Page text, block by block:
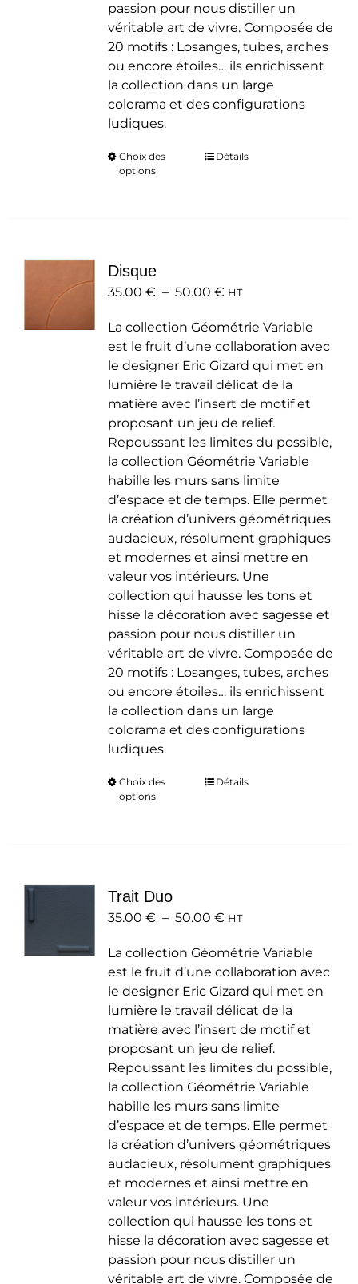
passion pour nous distiller un
véritable art de vivre. Composée de
20 motifs : Losanges, tubes, arches
ou encore étoiles… ils enrichissent
la collection dans un large
colorama et des configurations
ludiques.
Choix des
options
Ce
peuvent
choisies
sur
la
page
du
produit
Détails
Disque
35.00 € – 50.00 €Plage
prix :
35.00 €
à
50.00 €
HT
La collection Géométrie Variable
est le fruit d’une collaboration avec
le designer Eric Gizard qui met en
lumière le travail délicat de la
matière avec l’insert de motif et
proposant un jeu de relief.
Repoussant les limites du possible,
la collection Géométrie Variable
habille les murs sans limite
d’espace et de temps. Elle permet
la création d’univers géométriques
audacieux, résolument graphiques
et modernes et ainsi mettre en
valeur vos intérieurs. Une
collection qui hausse les tons et
hisse la décoration avec sagesse et
passion pour nous distiller un
véritable art de vivre. Composée de
20 motifs : Losanges, tubes, arches
ou encore étoiles… ils enrichissent
la collection dans un large
colorama et des configurations
ludiques.
Choix des
options
Ce
peuvent
choisies
sur
la
page
du
produit
Détails
Trait Duo
35.00 € – 50.00 €Plage
prix :
35.00 €
à
50.00 €
HT
La collection Géométrie Variable
est le fruit d’une collaboration avec
le designer Eric Gizard qui met en
lumière le travail délicat de la
matière avec l’insert de motif et
proposant un jeu de relief.
Repoussant les limites du possible,
la collection Géométrie Variable
habille les murs sans limite
d’espace et de temps. Elle permet
la création d’univers géométriques
audacieux, résolument graphiques
et modernes et ainsi mettre en
valeur vos intérieurs. Une
collection qui hausse les tons et
hisse la décoration avec sagesse et
passion pour nous distiller un
véritable art de vivre. Composée de